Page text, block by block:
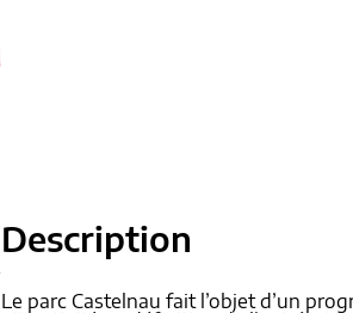
Description
Le parc Castelnau fait l’objet d’un